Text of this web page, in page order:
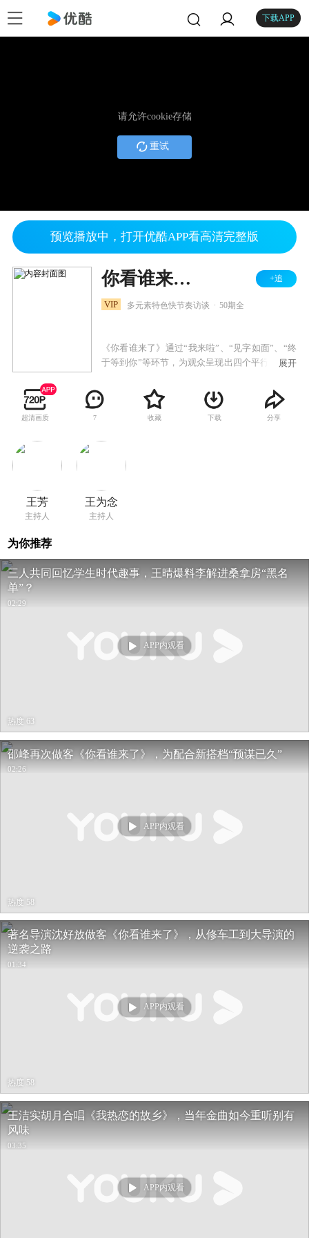
下载APP
请允许cookie存储
重试
预览播放中，打开优酷APP看高清完整版
你看谁来了 2021 +追
VIP 多元素特色快节奏访谈 50期全
《你看谁来了》通过“我来啦”、“见字如面”、“终
于等到你”等环节，为观众呈现出四个平行空间，
综艺、游戏、互动、悬念等多元素。每期邀请一
位明星，或新闻价值的素人，亦或是网络达人。
展开
超清画质 7 收藏 下载 分享
王芳
主持人
王为念
主持人
为你推荐
三人共同回忆学生时代趣事，王晴爆料李解进桑拿房“黑名
单”？
02:29
APP内观看
热度 63
邵峰再次做客《你看谁来了》，为配合新搭档“预谋已久”
02:26
APP内观看
热度 58
著名导演沈好放做客《你看谁来了》，从修车工到大导演的
逆袭之路
01:34
APP内观看
热度 58
王洁实胡月合唱《我热恋的故乡》，当年金曲如今重听别有
风味
03:35
APP内观看